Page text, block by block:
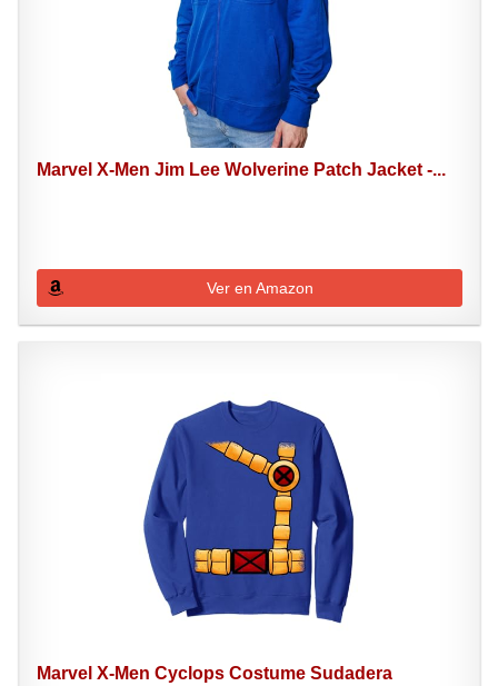
Marvel X-Men Jim Lee Wolverine Patch Jacket -...
Ver en Amazon
Marvel X-Men Cyclops Costume Sudadera